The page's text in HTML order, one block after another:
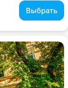
Выбрать